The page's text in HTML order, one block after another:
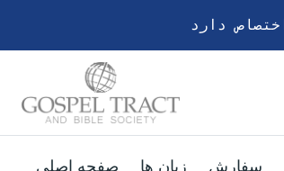
صفحه اصلی زبان ها سفارش